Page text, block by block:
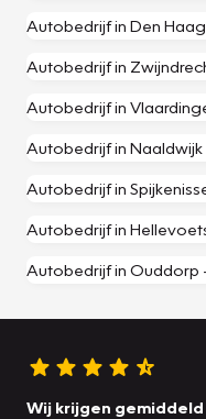
Autobedrijf in Den
Autobedrijf in
Autobedrijf in
Autobedrijf in
Autobedrijf in
Autobedrijf in
Autobedrijf in Ouddorp
Wij krijgen gemiddeld